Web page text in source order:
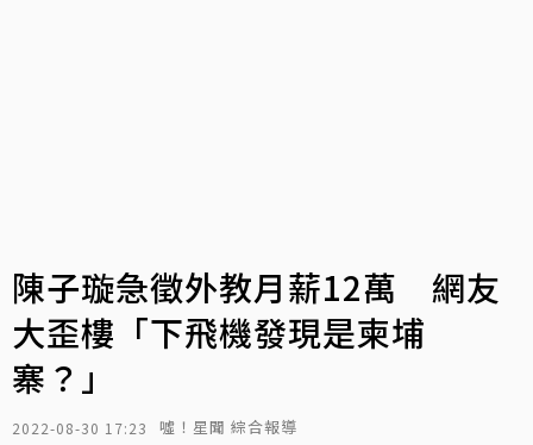
陳子璇急徵外教月薪12萬 網友
大歪樓「下飛機發現是柬埔
寨？」
2022-08-30 17:23 噓！星聞 綜合報導